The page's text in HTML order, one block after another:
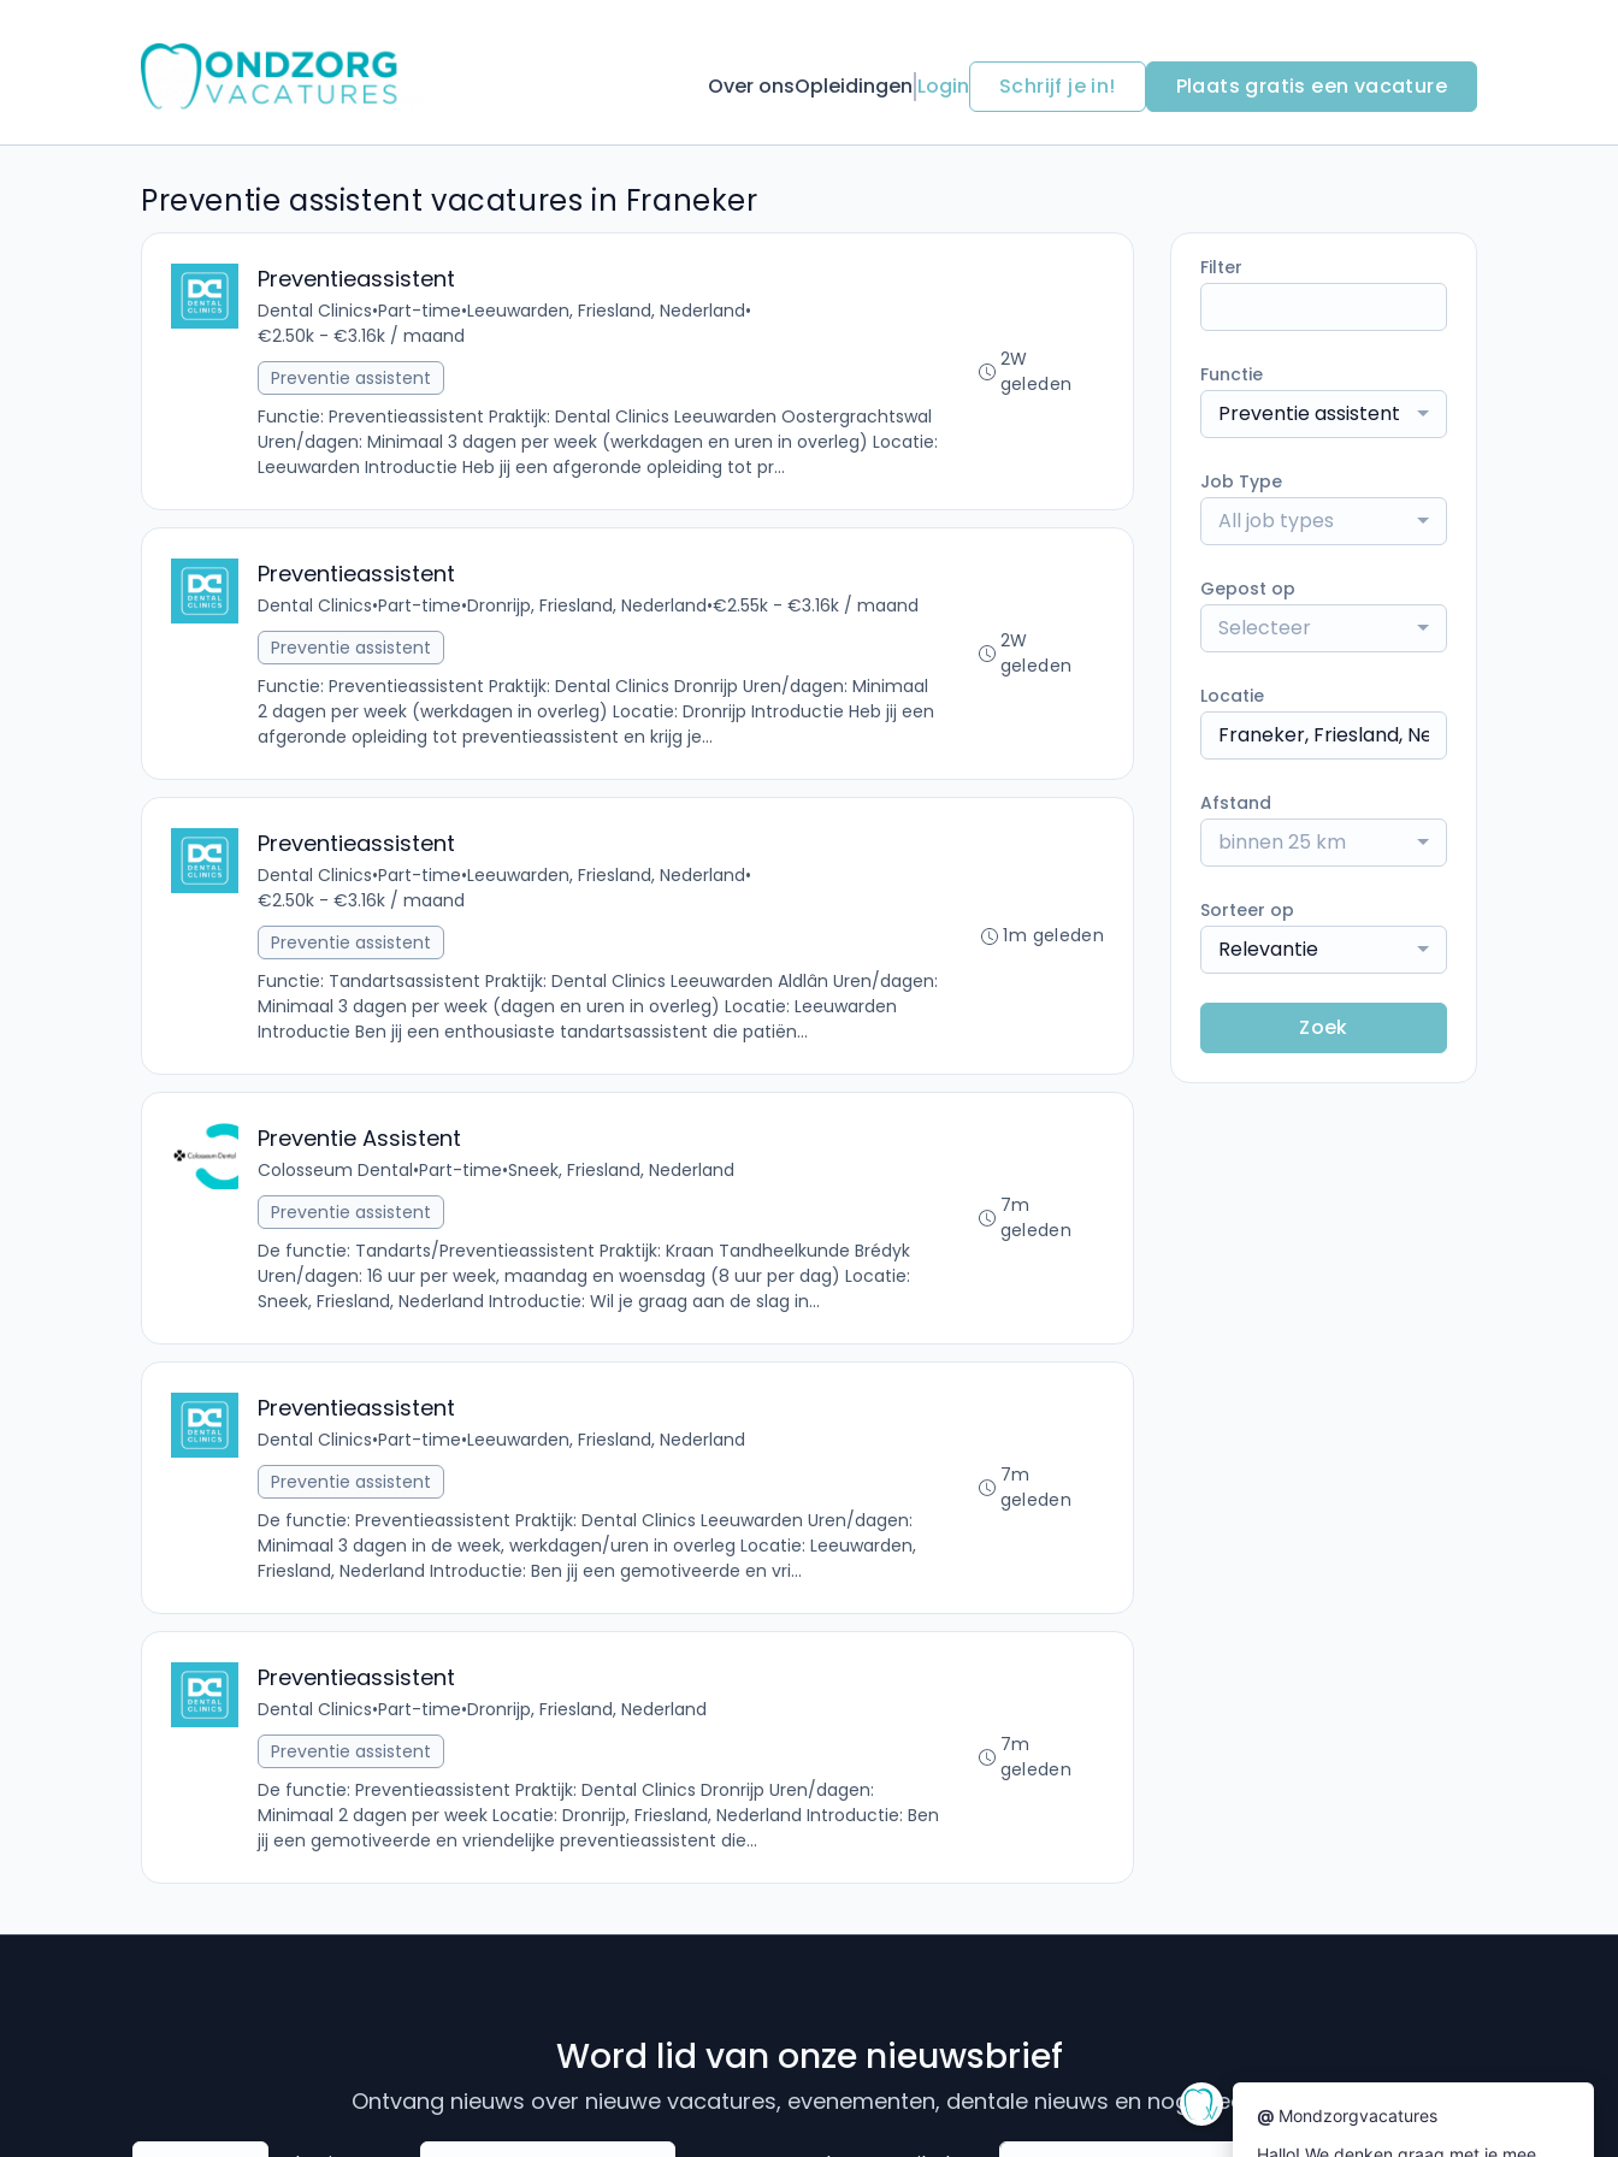
Over onsOpleidingen Login Schrijf je in! Plaats gratis een vacature
Preventie assistent vacatures in Franeker
Preventieassistent
Dental Clinics•Part-time•Leeuwarden, Friesland, Nederland•
€2.50k - €3.16k / maand
Preventie assistent
Functie: Preventieassistent Praktijk: Dental Clinics Leeuwarden Oostergrachtswal
Uren/dagen: Minimaal 3 dagen per week (werkdagen en uren in overleg) Locatie:
Leeuwarden Introductie Heb jij een afgeronde opleiding tot pr...
2W
geleden
Preventieassistent
Dental Clinics•Part-time•Dronrijp, Friesland, Nederland•€2.55k - €3.16k / maand
Preventie assistent
Functie: Preventieassistent Praktijk: Dental Clinics Dronrijp Uren/dagen: Minimaal
2 dagen per week (werkdagen in overleg) Locatie: Dronrijp Introductie Heb jij een
afgeronde opleiding tot preventieassistent en krijg je...
2W
geleden
Preventieassistent
Dental Clinics•Part-time•Leeuwarden, Friesland, Nederland•
€2.50k - €3.16k / maand
Preventie assistent
Functie: Tandartsassistent Praktijk: Dental Clinics Leeuwarden Aldlân Uren/dagen:
Minimaal 3 dagen per week (dagen en uren in overleg) Locatie: Leeuwarden
Introductie Ben jij een enthousiaste tandartsassistent die patiën...
1m geleden
Preventie Assistent
Colosseum Dental•Part-time•Sneek, Friesland, Nederland
Preventie assistent
De functie: Tandarts/Preventieassistent Praktijk: Kraan Tandheelkunde Brédyk
Uren/dagen: 16 uur per week, maandag en woensdag (8 uur per dag) Locatie:
Sneek, Friesland, Nederland Introductie: Wil je graag aan de slag in...
7m
geleden
Preventieassistent
Dental Clinics•Part-time•Leeuwarden, Friesland, Nederland
Preventie assistent
De functie: Preventieassistent Praktijk: Dental Clinics Leeuwarden Uren/dagen:
Minimaal 3 dagen in de week, werkdagen/uren in overleg Locatie: Leeuwarden,
Friesland, Nederland Introductie: Ben jij een gemotiveerde en vri...
7m
geleden
Preventieassistent
Dental Clinics•Part-time•Dronrijp, Friesland, Nederland
Preventie assistent
De functie: Preventieassistent Praktijk: Dental Clinics Dronrijp Uren/dagen:
Minimaal 2 dagen per week Locatie: Dronrijp, Friesland, Nederland Introductie: Ben
jij een gemotiveerde en vriendelijke preventieassistent die...
7m
geleden
Filter
Functie
Preventie assistent
Job Type
All job types
Gepost op
Selecteer
Locatie
Afstand
binnen 25 km
Sorteer op
Relevantie
Zoek
Word lid van onze nieuwsbrief
Ontvang nieuws over nieuwe vacatures, evenementen, dentale nieuws en nog meer....